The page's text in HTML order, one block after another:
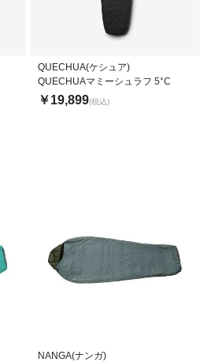
QUECHUA(ケシュア)
QUECHUAマミーシュラフ 5°C
￥19,899(税込)
NANGA(ナンガ)